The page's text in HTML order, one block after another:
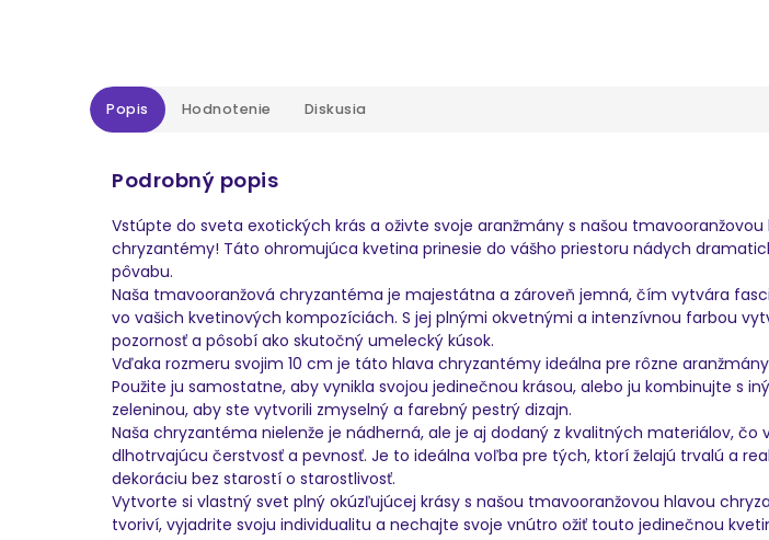
Popis Hodnotenie Diskusia
Podrobný popis
Vstúpte do sveta exotických krás a oživte svoje aranžmány s našou tmavooranžovou
chryzantémy! Táto ohromujúca kvetina prinesie do vášho priestoru nádych
pôvabu.
Naša tmavooranžová chryzantéma je majestátna a zároveň jemná, čím vytvára
vo vašich kvetinových kompozíciách. S jej plnými okvetnými a intenzívnou farbou
pozornosť a pôsobí ako skutočný umelecký kúsok.
Vďaka rozmeru svojim 10 cm je táto hlava chryzantémy ideálna pre rôzne
Použite ju samostatne, aby vynikla svojou jedinečnou krásou, alebo ju kombinujte s
zeleninou, aby ste vytvorili zmyselný a farebný pestrý dizajn.
Naša chryzantéma nielenže je nádherná, ale je aj dodaný z kvalitných materiálov, čo
dlhotrvajúcu čerstvosť a pevnosť. Je to ideálna voľba pre tých, ktorí želajú trvalú a
dekoráciu bez starostí o starostlivosť.
Vytvorte si vlastný svet plný okúzľujúcej krásy s našou tmavooranžovou hlavou
tvoriví, vyjadrite svoju individualitu a nechajte svoje vnútro ožiť touto jedinečnou